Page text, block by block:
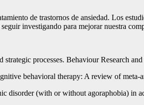
de trastornos de ansiedad. Los
investigando para mejorar nuestra
processes. Behaviour Research
behavioral therapy: A review of meta-
disorder (with or without agoraphobia) in